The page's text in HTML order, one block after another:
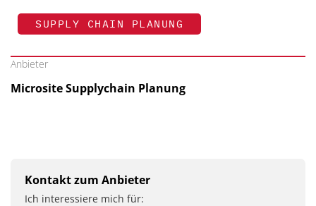
SUPPLY CHAIN PLANUNG
Anbieter
Microsite Supplychain Planung
Kontakt zum Anbieter
Ich interessiere mich für: